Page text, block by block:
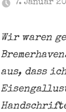
7. Januar
Wir waren
aus, dass